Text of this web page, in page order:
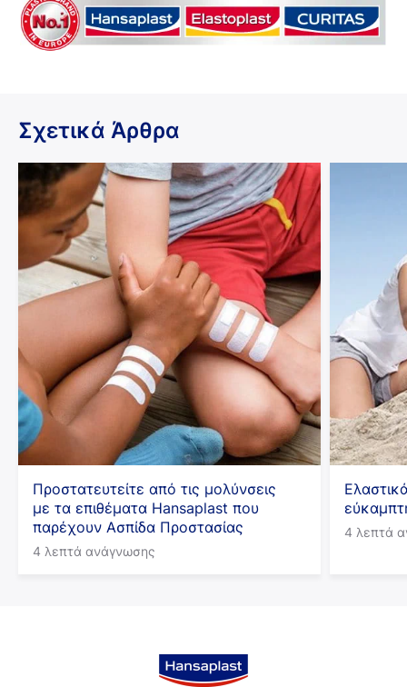
Σχετικά Άρθρα
Προστατευτείτε από τις μολύνσεις
με τα επιθέματα Hansaplast που
παρέχουν Ασπίδα Προστασίας
4 λεπτά ανάγνωσης
4 λεπτά